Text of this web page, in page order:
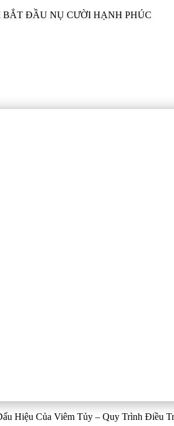
ĐẦU NỤ CƯỜI HẠNH PHÚC
Hiệu Của Viêm Tủy – Quy Trình Điều